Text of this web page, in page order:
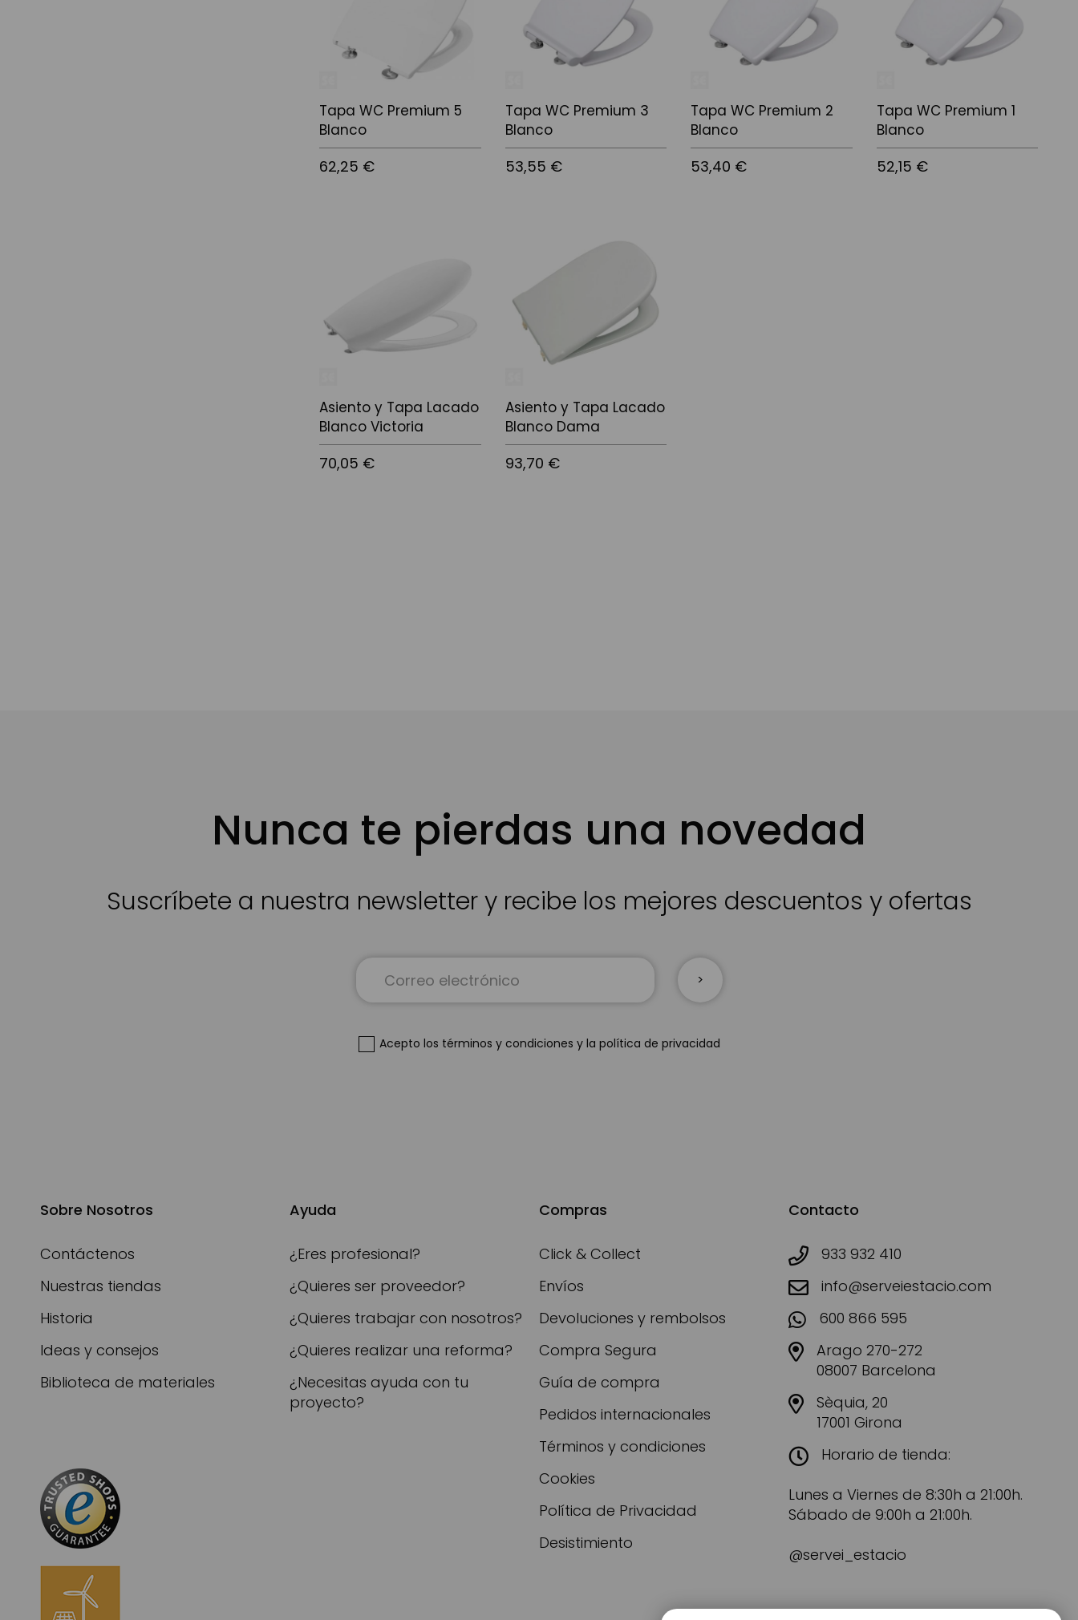
Tapa WC Premium 5
Blanco
62,25 €
Tapa WC Premium 3
Blanco
53,55 €
Tapa WC Premium 2
Blanco
53,40 €
Tapa WC Premium 1
Blanco
52,15 €
Asiento y Tapa Lacado
Blanco Victoria
70,05 €
Asiento y Tapa Lacado
Blanco Dama
93,70 €
Nunca te pierdas una novedad
Suscríbete a nuestra newsletter y recibe los mejores descuentos y ofertas
a
noticias:
Acepto los términos y condiciones y la política de privacidad
Sobre Nosotros
Contáctenos
Nuestras tiendas
Historia
Ideas y consejos
Biblioteca de materiales
Ayuda
¿Eres profesional?
¿Quieres ser proveedor?
¿Quieres trabajar con nosotros?
¿Quieres realizar una reforma?
¿Necesitas ayuda con tu
proyecto?
Compras
Click & Collect
Envíos
Devoluciones y rembolsos
Compra Segura
Guía de compra
Pedidos internacionales
Términos y condiciones
Cookies
Política de Privacidad
Desistimiento
Contacto
933 932 410
info@serveiestacio.com
600 866 595
Arago 270-272
08007 Barcelona
Sèquia, 20
17001 Girona
Horario de tienda:
Lunes a Viernes de 8:30h a 21:00h.
Sábado de 9:00h a 21:00h.
@servei_estacio